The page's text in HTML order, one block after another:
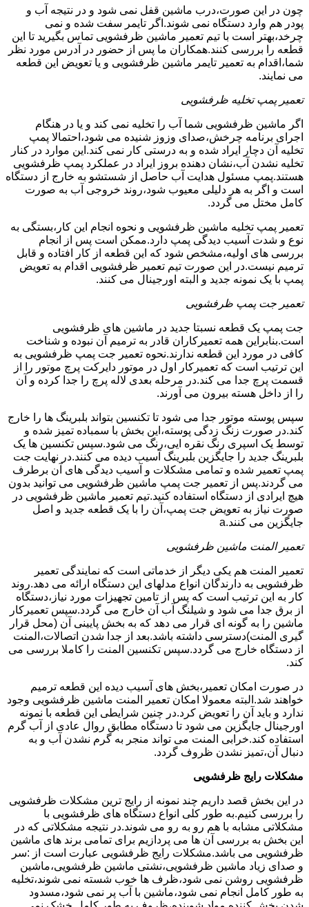
چون در این صورت،درب ماشین قفل نمی شود و در نتیجه آب و
پودر هم وارد دستگاه نمی شوند.اگر تایمر سفت شده و نمی
چرخد،بهتر است با تیم تعمیر ماشین ظرفشویی تماس بگیرید تا این
قطعه را بررسی کنند.همکاران ما پس از حضور در آدرس مورد نظر
شما،اقدام به تعمیر تایمر ماشین ظرفشویی و یا تعویض این قطعه
می نمایند.
تعمیر پمپ تخلیه ظرفشویی
اگر ماشین ظرفشویی شما آب را تخلیه نمی کند و یا در هنگام
اجرای برنامه چرخش،صدای وزوز شنیده می شود،احتمالا پمپ
تخلیه آن دچار ایراد شده و به درستی کار نمی کند.این موارد در کنار
تخلیه نشدن آب،نشان دهنده بروز ایراد در عملکرد پمپ ظرفشویی
هستند.پمپ مسئول هدایت آب حاصل از شستشو به خارج از دستگاه
است و اگر به هر دلیلی معیوب شود،روند خروجی آب به صورت
کامل مختل می گردد.
تعمیر پمپ تخلیه ماشین ظرفشویی و نحوه انجام این کار،بستگی به
نوع و شدت آسیب دیدگی پمپ دارد.ممکن است پس از انجام
بررسی های اولیه،مشخص شود که این قطعه از کار افتاده و قابل
ترمیم نیست.در این صورت تیم تعمیر ظرفشویی اقدام به تعویض
پمپ با یک نمونه جدید و البته اورجینال می کنند.
تعمیر جت پمپ ظرفشویی
جت پمپ یک قطعه نسبتا جدید در ماشین های ظرفشویی
است.بنابراین همه تعمیرکاران قادر به ترمیم آن نبوده و شناخت
کافی در مورد این قطعه ندارند.نحوه تعمیر جت پمپ ظرفشویی به
این ترتیب است که تعمیرکار اول در موتور دایرکت پرچ موتور را از
قسمت پرچ جدا می کند.در مرحله بعدی لاله پرچ را جدا کرده و آن
را از داخل هسته بیرون می آورند.
سپس پوسته موتور جدا می شود تا تکنسین بتواند بلبرینگ ها را خارج
کند.در صورت زنگ زدگی پوسته،این بخش با سمباده تمیز شده و
توسط یک اسپری رنگ نقره ایی،رنگ می شود.سپس تکنسین ها یک
بلبرینگ جدید را جایگزین بلبرینگ آسیب دیده می کنند.در نهایت جت
پمپ تعمیر شده و تمامی مشکلات و آسیب دیدگی های آن برطرف
می گردند.پس از تعمیر جت پمپ ماشین ظرفشویی می توانید بدون
هیچ ایرادی از دستگاه استفاده کنید.تیم تعمیر ماشین ظرفشویی در
صورت نیاز به تعویض جت پمپ،آن را با یک قطعه جدید و اصل
جایگزین می کنند.a
تعمیر المنت ماشین ظرفشویی
تعمیر المنت هم یکی دیگر از خدماتی است که نمایندگی تعمیر
ظرفشویی به دارندگان انواع مدلهای این دستگاه ارائه می دهد.روند
کار به این ترتیب است که پس از تامین تجهیزات مورد نیاز،دستگاه
از برق جدا می شود و شیلنگ آب آن خارج می گردد.سپس تعمیرکار
ماشین را به گونه ای قرار می دهد که به بخش پایینی آن (محل قرار
گیری المنت)دسترسی داشته باشد.بعد از جدا شدن اتصالات،المنت
از دستگاه خارج می گردد.سپس تکنسین المنت را کاملا بررسی می
کند.
در صورت امکان تعمیر،بخش های آسیب دیده این قطعه ترمیم
خواهند شد.البته معمولا امکان تعمیر المنت ماشین ظرفشویی وجود
ندارد و باید آن را تعویض کرد.در چنین شرایطی این قطعه با نمونه
اورجینال جایگزین می شود تا دستگاه مطابق روال عادی از آب گرم
استفاده کند.خرابی المنت می تواند منجر به گرم نشدن آب و به
دنبال آن،تمیز نشدن ظروف گردد.
مشکلات رایج ظرفشویی
در این بخش قصد داریم چند نمونه از رایج ترین مشکلات ظرفشویی
را بررسی کنیم.به طور کلی انواع دستگاه های ظرفشویی با
مشکلاتی مشابه با هم رو به رو می شوند.در نتیجه مشکلاتی که در
این بخش به بررسی آن ها می پردازیم برای تمامی برند های ماشین
ظرفشویی می باشد.مشکلات رایج ظرفشویی عبارت است از :سر
و صدای زیاد ماشین ظرفشویی،نشتی ماشین ظرفشویی،ماشین
ظرفشویی روشن نمی شود،ظرف ها خوب شسته نمی شوند،تخلیه
به طور کامل انجام نمی شود،ماشین با آب پر نمی شود،مسدود